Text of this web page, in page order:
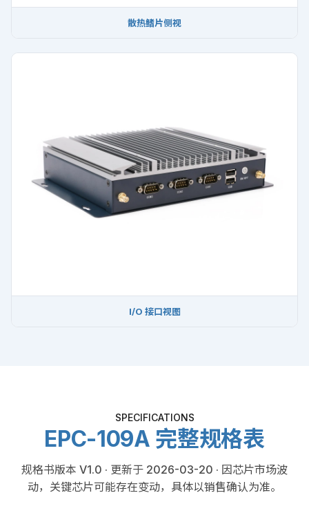
散热鳍片侧视
I/O 接口视图
SPECIFICATIONS
EPC-109A 完整规格表
规格书版本 V1.0 · 更新于 2026-03-20 · 因芯片市场波
动，关键芯片可能存在变动，具体以销售确认为准。